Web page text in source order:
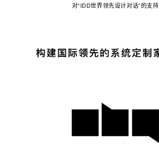
对“IDD世界领先设计对话”的支持